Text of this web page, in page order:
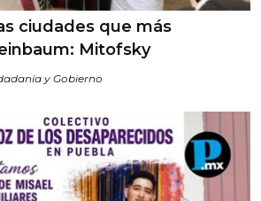
ciudades que más
Mitofsky
y Gobierno